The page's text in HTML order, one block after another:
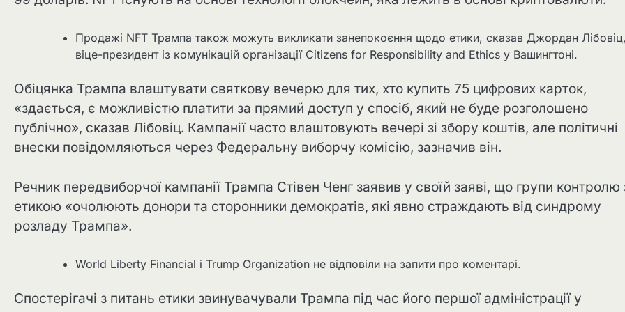
Продажі NFT Трампа також можуть викликати занепокоєння щодо етики, сказав Джордан
віце-президент із комунікацій організації Citizens for Responsibility and Ethics у Вашингтоні.
Обіцянка Трампа влаштувати святкову вечерю для тих, хто купить 75 цифрових карток,
«здається, є можливістю платити за прямий доступ у спосіб, який не буде розголошено
публічно», сказав Лібовіц. Кампанії часто влаштовують вечері зі збору коштів, але політичні
внески повідомляються через Федеральну виборчу комісію, зазначив він.
Речник передвиборчої кампанії Трампа Стівен Ченг заявив у своїй заяві, що групи контролю
етикою «очолюють донори та сторонники демократів, які явно страждають від синдрому
розладу Трампа».
World Liberty Financial і Trump Organization не відповіли на запити про коментарі.
Спостерігачі з питань етики звинувачували Трампа під час його першої адміністрації у